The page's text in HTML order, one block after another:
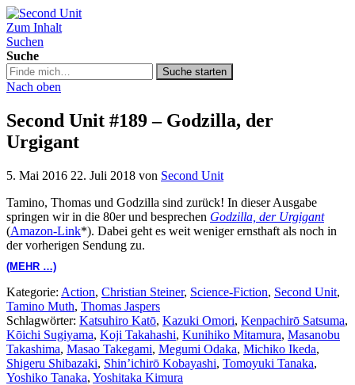
Second Unit
Zum Inhalt
Suchen
Suche
Suche
in
podcast.de/
Suche starten
Nach oben
Second Unit #189 – Godzilla, der
Urgigant
5. Mai 2016 22. Juli 2018 von Second Unit
Tamino, Thomas und Godzilla sind zurück! In dieser Ausgabe
springen wir in die 80er und besprechen Godzilla, der Urgigant
(Amazon-Link*). Dabei geht es weit weniger ernsthaft als noch in
der vorherigen Sendung zu.
(MEHR …)
Kategorie: Action, Christian Steiner, Science-Fiction, Second Unit,
Tamino Muth, Thomas Jaspers
Schlagwörter: Katsuhiro Katō, Kazuki Omori, Kenpachirō Satsuma,
Kōichi Sugiyama, Koji Takahashi, Kunihiko Mitamura, Masanobu
Takashima, Masao Takegami, Megumi Odaka, Michiko Ikeda,
Shigeru Shibazaki, Shin’ichirō Kobayashi, Tomoyuki Tanaka,
Yoshiko Tanaka, Yoshitaka Kimura